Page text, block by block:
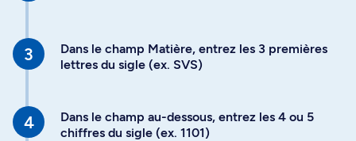
Dans le champ Matière, entrez les 3 premières
lettres du sigle (ex. SVS)
Dans le champ au-dessous, entrez les 4 ou 5
chiffres du sigle (ex. 1101)